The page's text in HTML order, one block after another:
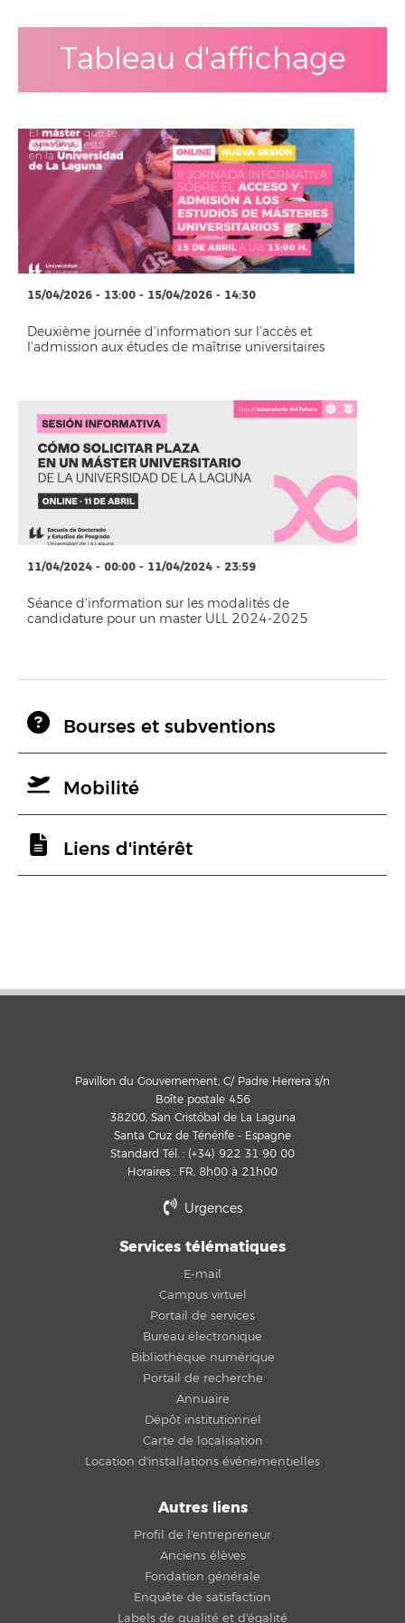
Tableau d'affichage
15/04/2026 - 13:00 - 15/04/2026 - 14:30
Deuxième journée d'information sur l'accès et
l'admission aux études de maîtrise universitaires
11/04/2024 - 00:00 - 11/04/2024 - 23:59
Séance d'information sur les modalités de
candidature pour un master ULL 2024-2025
Bourses et subventions
Mobilité
Liens d'intérêt
Pavillon du Gouvernement, C/ Padre Herrera s/n
Boîte postale 456
38200, San Cristóbal de La Laguna
Santa Cruz de Ténérife - Espagne
Standard Tél. : (+34) 922 31 90 00
Horaires : FR, 8h00 à 21h00
Urgences
Services télématiques
E-mail
Campus virtuel
Portail de services
Bureau électronique
Bibliothèque numérique
Portail de recherche
Annuaire
Dépôt institutionnel
Carte de localisation
Location d'installations événementielles
Autres liens
Profil de l'entrepreneur
Anciens élèves
Fondation générale
Enquête de satisfaction
Labels de qualité et d'égalité